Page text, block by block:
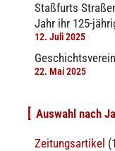
Staßfurts
Jahr ihr 125-
12. Juli 2025
22. Mai 2025
Auswahl nach
Zeitungsartikel